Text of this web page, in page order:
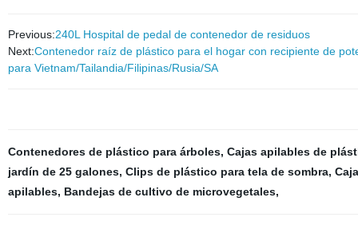
Previous:240L Hospital de pedal de contenedor de residuos
Next:Contenedor raíz de plástico para el hogar con recipiente de
para Vietnam/Tailandia/Filipinas/Rusia/SA
Contenedores de plástico para árboles, Cajas apilables de
jardín de 25 galones, Clips de plástico para tela de sombra,
apilables, Bandejas de cultivo de microvegetales,